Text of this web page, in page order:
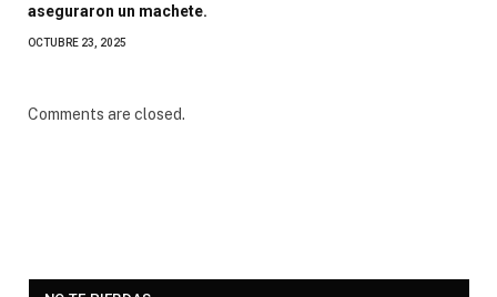
aseguraron un machete.
OCTUBRE 23, 2025
Comments are closed.